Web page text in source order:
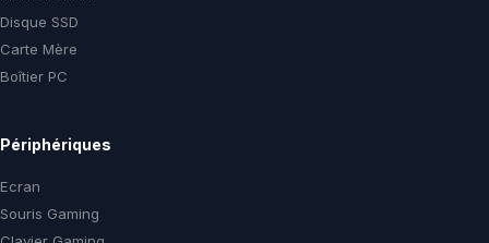
Disque SSD
Carte Mère
Boîtier PC
Périphériques
Ecran
Souris Gaming